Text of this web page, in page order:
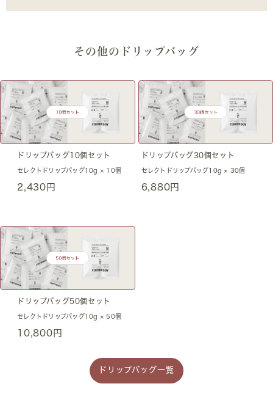
その他のドリップバッグ
ドリップバッグ10個セット
セレクトドリップバッグ10g × 10個
2,430円
ドリップバッグ30個セット
セレクトドリップバッグ10g × 30個
6,880円
ドリップバッグ50個セット
セレクトドリップバッグ10g × 50個
10,800円
ドリップバッグ一覧